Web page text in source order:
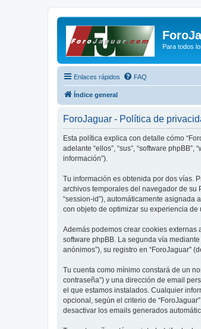
Para todos
Enlaces rápidos FAQ
Índice general
ForoJaguar - Política de
Esta política explica con detalle cómo
adelante “ellos”, “sus”, “software
información”).
Tu información es obtenida por dos vías.
archivos temporales del navegador de su
“session-id”), automáticamente asignada
con objeto de optimizar su experiencia de
Además podemos crear cookies externas
software phpBB. La segunda vía
anónimos”), su registro en “ForoJaguar”
Tu cuenta como mínimo constará de un
contraseña”) y una dirección de email
el que estamos instalados. Cualquier
opcional, según el criterio de
desactivar los emails generados